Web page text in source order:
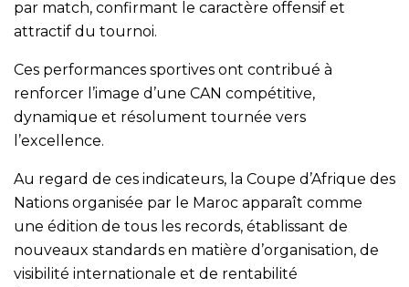
par match, confirmant le caractère offensif et
attractif du tournoi.
Ces performances sportives ont contribué à
renforcer l’image d’une CAN compétitive,
dynamique et résolument tournée vers
l’excellence.
Au regard de ces indicateurs, la Coupe d’Afrique des
Nations organisée par le Maroc apparaît comme
une édition de tous les records, établissant de
nouveaux standards en matière d’organisation, de
visibilité internationale et de rentabilité